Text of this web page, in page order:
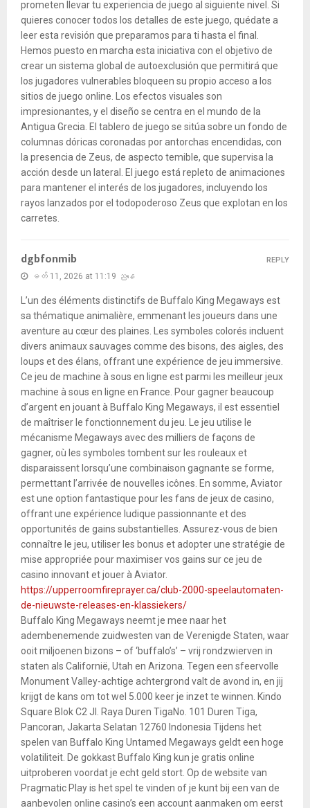
prometen llevar tu experiencia de juego al siguiente nivel. Si
quieres conocer todos los detalles de este juego, quédate a
leer esta revisión que preparamos para ti hasta el final.
Hemos puesto en marcha esta iniciativa con el objetivo de
crear un sistema global de autoexclusión que permitirá que
los jugadores vulnerables bloqueen su propio acceso a los
sitios de juego online. Los efectos visuales son
impresionantes, y el diseño se centra en el mundo de la
Antigua Grecia. El tablero de juego se sitúa sobre un fondo de
columnas dóricas coronadas por antorchas encendidas, con
la presencia de Zeus, de aspecto temible, que supervisa la
acción desde un lateral. El juego está repleto de animaciones
para mantener el interés de los jugadores, incluyendo los
rayos lanzados por el todopoderoso Zeus que explotan en los
carretes.
dgbfonmib
မတ် 11, 2026 at 11:19 ညနေ
L’un des éléments distinctifs de Buffalo King Megaways est
sa thématique animalière, emmenant les joueurs dans une
aventure au cœur des plaines. Les symboles colorés incluent
divers animaux sauvages comme des bisons, des aigles, des
loups et des élans, offrant une expérience de jeu immersive.
Ce jeu de machine à sous en ligne est parmi les meilleur jeux
machine à sous en ligne en France. Pour gagner beaucoup
d’argent en jouant à Buffalo King Megaways, il est essentiel
de maîtriser le fonctionnement du jeu. Le jeu utilise le
mécanisme Megaways avec des milliers de façons de
gagner, où les symboles tombent sur les rouleaux et
disparaissent lorsqu’une combinaison gagnante se forme,
permettant l’arrivée de nouvelles icônes. En somme, Aviator
est une option fantastique pour les fans de jeux de casino,
offrant une expérience ludique passionnante et des
opportunités de gains substantielles. Assurez-vous de bien
connaître le jeu, utiliser les bonus et adopter une stratégie de
mise appropriée pour maximiser vos gains sur ce jeu de
casino innovant et jouer à Aviator.
https://upperroomfireprayer.ca/club-2000-speelautomaten-
de-nieuwste-releases-en-klassiekers/
Buffalo King Megaways neemt je mee naar het
adembenemende zuidwesten van de Verenigde Staten, waar
ooit miljoenen bizons – of ‘buffalo’s’ – vrij rondzwierven in
staten als Californië, Utah en Arizona. Tegen een sfeervolle
Monument Valley-achtige achtergrond valt de avond in, en jij
krijgt de kans om tot wel 5.000 keer je inzet te winnen. Kindo
Square Blok C2 Jl. Raya Duren TigaNo. 101 Duren Tiga,
Pancoran, Jakarta Selatan 12760 Indonesia Tijdens het
spelen van Buffalo King Untamed Megaways geldt een hoge
volatiliteit. De gokkast Buffalo King kun je gratis online
uitproberen voordat je echt geld stort. Op de website van
Pragmatic Play is het spel te vinden of je kunt bij een van de
aanbevolen online casino’s een account aanmaken om eerst
REPLY